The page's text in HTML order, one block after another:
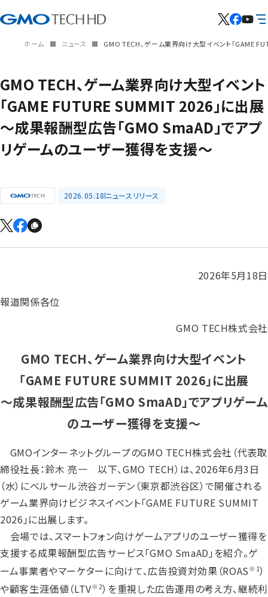
ホーム ニュース GMO TECH、ゲーム業界向け大型イベント「GAME
GMO TECH、ゲーム業界向け大型イベント
「GAME FUTURE SUMMIT 2026」に出展
～成果報酬型広告「GMO SmaAD」でアプ
リゲームのユーザー獲得を支援～
2026.05.18ニュースリリース
2026年5月18日
報道関係各位
GMO TECH株式会社
GMO TECH、ゲーム業界向け大型イベント
「GAME FUTURE SUMMIT 2026」に出展
～成果報酬型広告「GMO SmaAD」でアプリゲーム
のユーザー獲得を支援～
GMOインターネットグループのGMO TECH株式会社（代表取
締役社長：鈴木 亮一 以下、GMO TECH）は、2026年6月3日
（水）にベルサール渋谷ガーデン（東京都渋谷区）で開催される
ゲーム業界向けビジネスイベント「GAME FUTURE SUMMIT
2026」に出展します。
会場では、スマートフォン向けゲームアプリのユーザー獲得を
支援する成果報酬型広告サービス「GMO SmaAD」を紹介。ゲ
ーム事業者やマーケターに向けて、広告投資対効果（ROAS ※1）
や顧客生涯価値（LTV※2）を重視した広告運用の考え方、継続利